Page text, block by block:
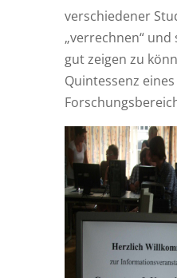
verschiedener
„verrechnen“
gut zeigen zu
Quintessenz eines